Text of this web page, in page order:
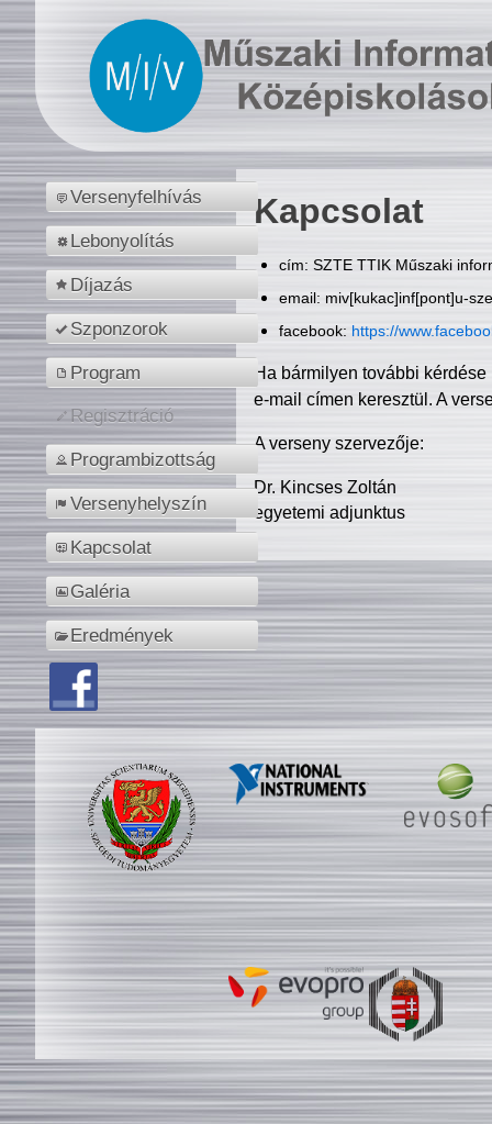
Versenyfelhívás
Lebonyolítás
Díjazás
Szponzorok
Program
Regisztráció
Programbizottság
Versenyhelyszín
Kapcsolat
Galéria
Eredmények
Kapcsolat
cím: SZTE TTIK Műszaki
email: miv[kukac]inf[pont]u-
facebook: https://
Ha bármilyen további
e-mail címen keresztül. A
A verseny szervezője:
Dr. Kincses Zoltán
egyetemi adjunktus